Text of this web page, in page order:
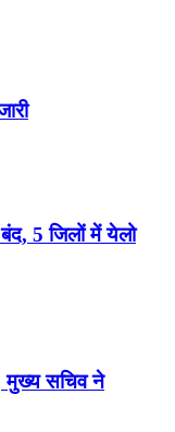
5 जिलों में येलो
मुख्य सचिव ने